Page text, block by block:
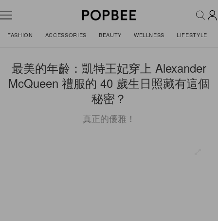
FASHION ACCESSORIES BEAUTY WELLNESS LIFESTYLE
最美的年齡：凱特王妃穿上 Alexander
McQueen 禮服的 40 歲生日照藏有這個
秘密？
真正的優雅！